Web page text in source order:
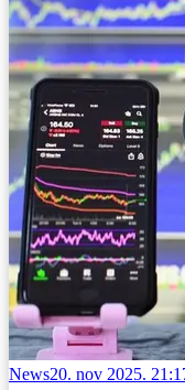
News20. nov 2025.